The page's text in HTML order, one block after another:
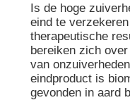
Is de hoge
eind te
therapeutische
bereiken zich
van
eindproduct is
gevonden in aard